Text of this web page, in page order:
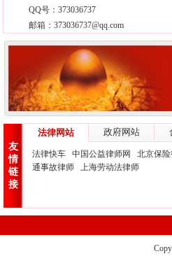
QQ号：373036737
邮箱：373036737@qq.com
友
情
链
接
法律网站 政府网站
法律快车 中国公益律师网 北京保险
通事故律师
上海劳动法律师